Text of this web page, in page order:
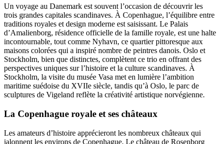
Un voyage au Danemark est souvent l’occasion de découvrir les
trois grandes capitales scandinaves. À Copenhague, l’équilibre entre
traditions royales et design moderne est saisissant. Le Palais
d’Amalienborg, résidence officielle de la famille royale, est une halte
incontournable, tout comme Nyhavn, ce quartier pittoresque aux
maisons colorées qui a inspiré nombre de peintres danois. Oslo et
Stockholm, bien que distinctes, complètent ce trio en offrant des
perspectives uniques sur l’histoire et la culture scandinaves. À
Stockholm, la visite du musée Vasa met en lumière l’ambition
maritime suédoise du XVIIe siècle, tandis qu’à Oslo, le parc de
sculptures de Vigeland reflète la créativité artistique norvégienne.
La Copenhague royale et ses châteaux
Les amateurs d’histoire apprécieront les nombreux châteaux qui
jalonnent les environs de Copenhague. Le château de Rosenborg